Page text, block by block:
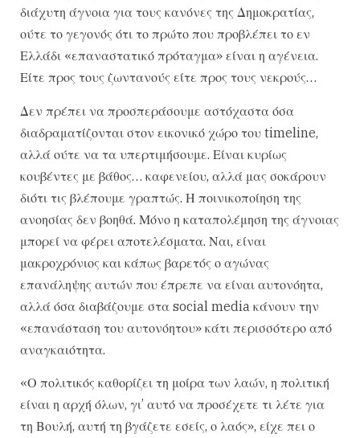
διάχυτη άγνοια για τους κανόνες της Δημοκρατίας,
ούτε το γεγονός ότι το πρώτο που προβλέπει το εν
Ελλάδι «επαναστατικό πρόταγμα» είναι η αγένεια.
Είτε προς τους ζωντανούς είτε προς τους νεκρούς…
Δεν πρέπει να προσπεράσουμε αστόχαστα όσα
διαδραματίζονται στον εικονικό χώρο του timeline,
αλλά ούτε να τα υπερτιμήσουμε. Είναι κυρίως
κουβέντες με βάθος… καφενείου, αλλά μας σοκάρουν
διότι τις βλέπουμε γραπτώς. Η ποινικοποίηση της
ανοησίας δεν βοηθά. Μόνο η καταπολέμηση της άγνοιας
μπορεί να φέρει αποτελέσματα. Ναι, είναι
μακροχρόνιος και κάπως βαρετός ο αγώνας
επανάληψης αυτών που έπρεπε να είναι αυτονόητα,
αλλά όσα διαβάζουμε στα social media κάνουν την
«επανάσταση του αυτονόητου» κάτι περισσότερο από
αναγκαιότητα.
«Ο πολιτικός καθορίζει τη μοίρα των λαών, η πολιτική
είναι η αρχή όλων, γι’ αυτό να προσέχετε τι λέτε για
τη Βουλή, αυτή τη βγάζετε εσείς, ο λαός», είχε πει ο